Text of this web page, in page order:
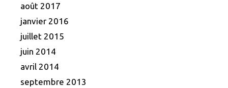
août 2017
janvier 2016
juillet 2015
juin 2014
avril 2014
septembre 2013